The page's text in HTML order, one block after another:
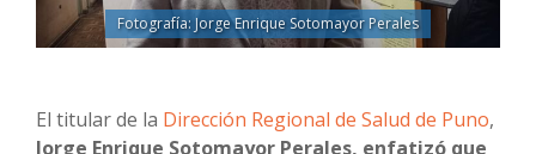
Fotografía: Jorge Enrique Sotomayor Perales
El titular de la Dirección Regional de Salud de Puno,
Jorge Enrique Sotomayor Perales, enfatizó que